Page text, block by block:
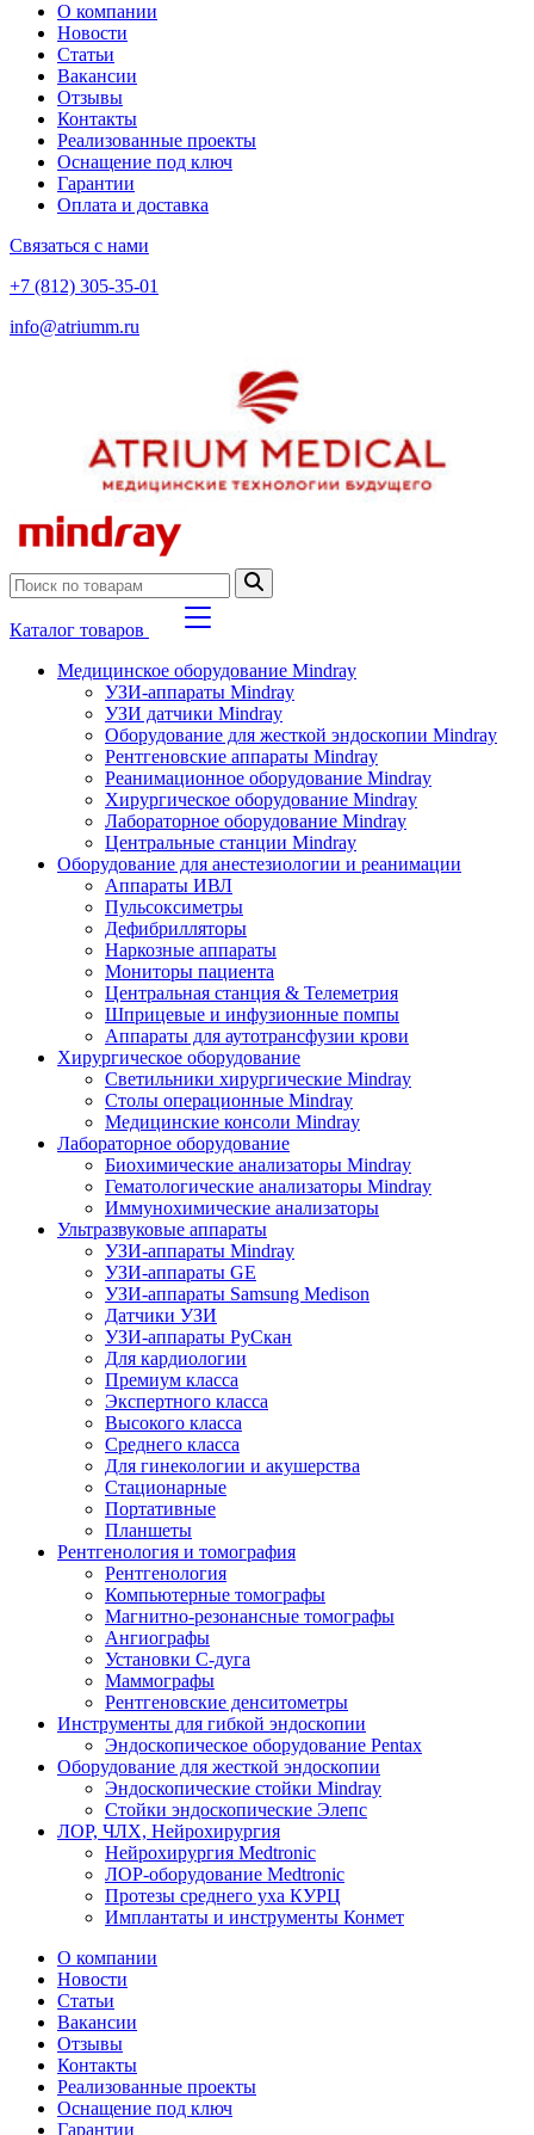
О компании
Новости
Статьи
Вакансии
Отзывы
Контакты
Реализованные проекты
Оснащение под ключ
Гарантии
Оплата и доставка
Связаться с нами
+7 (812) 305-35-01
info@atriumm.ru
Каталог товаров
Медицинское оборудование Mindray
УЗИ-аппараты Mindray
УЗИ датчики Mindray
Оборудование для жесткой эндоскопии Mindray
Рентгеновские аппараты Mindray
Реанимационное оборудование Mindray
Хирургическое оборудование Mindray
Лабораторное оборудование Mindray
Центральные станции Mindray
Оборудование для анестезиологии и реанимации
Аппараты ИВЛ
Пульсоксиметры
Дефибрилляторы
Наркозные аппараты
Мониторы пациента
Центральная станция & Телеметрия
Шприцевые и инфузионные помпы
Аппараты для аутотрансфузии крови
Хирургическое оборудование
Светильники хирургические Mindray
Столы операционные Mindray
Медицинские консоли Mindray
Лабораторное оборудование
Биохимические анализаторы Mindray
Гематологические анализаторы Mindray
Иммунохимические анализаторы
Ультразвуковые аппараты
УЗИ-аппараты Mindray
УЗИ-аппараты GE
УЗИ-аппараты Samsung Medison
Датчики УЗИ
УЗИ-аппараты РуСкан
Для кардиологии
Премиум класса
Экспертного класса
Высокого класса
Среднего класса
Для гинекологии и акушерства
Стационарные
Портативные
Планшеты
Рентгенология и томография
Рентгенология
Компьютерные томографы
Магнитно-резонансные томографы
Ангиографы
Установки С-дуга
Маммографы
Рентгеновские денситометры
Инструменты для гибкой эндоскопии
Эндоскопическое оборудование Pentax
Оборудование для жесткой эндоскопии
Эндоскопические стойки Mindray
Стойки эндоскопические Элепс
ЛОР, ЧЛХ, Нейрохирургия
Нейрохирургия Medtronic
ЛОР-оборудование Medtronic
Протезы среднего уха КУРЦ
Имплантаты и инструменты Конмет
О компании
Новости
Статьи
Вакансии
Отзывы
Контакты
Реализованные проекты
Оснащение под ключ
Гарантии